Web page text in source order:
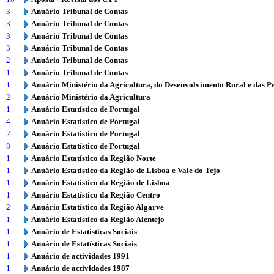
3
Anuário Tribunal de Contas
3
Anuário Tribunal de Contas
3
Anuário Tribunal de Contas
3
Anuário Tribunal de Contas
2
Anuário Tribunal de Contas
1
Anuário Tribunal de Contas
1
Anuário Ministério da Agricultura, do Desenvolvimento Rural e das
2
Anuário Ministério da Agricultura
1
Anuário Estatístico de Portugal
4
Anuário Estatístico de Portugal
2
Anuário Estatístico de Portugal
8
Anuário Estatístico de Portugal
1
Anuário Estatístico da Região Norte
1
Anuário Estatístico da Região de Lisboa e Vale do Tejo
1
Anuário Estatístico da Região de Lisboa
1
Anuário Estatístico da Região Centro
2
Anuário Estatístico da Região Algarve
1
Anuário Estatístico da Região Alentejo
1
Anuário de Estatísticas Sociais
1
Anuário de Estatísticas Sociais
1
Anuário de actividades 1991
1
Anuário de actividades 1987